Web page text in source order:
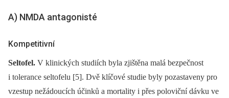
A) NMDA antagonisté
Kompetitivní
Seltofel. V klinických studiích byla zjištěna malá bezpečnost
i tolerance seltofelu [5]. Dvě klíčové studie byly pozastaveny pro
vzestup nežádoucích účinků a mortality i přes poloviční dávku ve